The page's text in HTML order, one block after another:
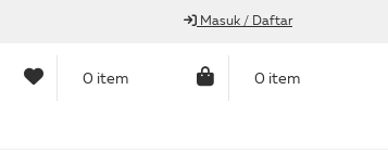
Masuk / Daftar
0 item 0 item